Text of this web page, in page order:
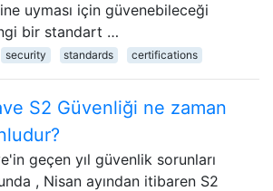
uyması için güvenebileceği
bir standart …
security standards certifications
S2 Güvenliği ne zaman
geçen yıl güvenlik sorunları
, Nisan ayından itibaren S2